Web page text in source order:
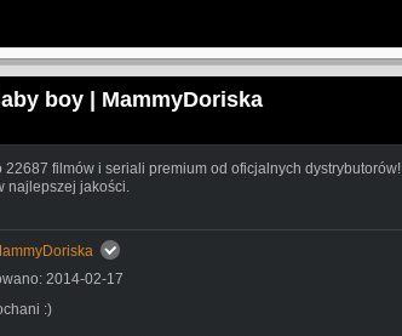
boy | MammyDoriska
22687 filmów i seriali premium od oficjalnych dystrybutorów!
najlepszej jakości.
2014-02-17
:)